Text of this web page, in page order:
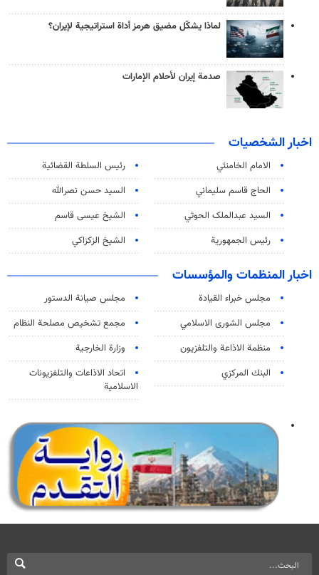
لماذا يشكّل مضيق هرمز أداة استراتيجية لإيران؟
صدمة إيران لأحلام الإمارات
اخبار الشخصيات
الامام الخامنئي
رئیس السلطة القضائیة
الحاج قاسم سليماني
السيد حسن نصرالله
السید عبدالملک الحوثي
الشيخ عيسى قاسم
رئيس الجمهورية
الشيخ الزكزاكي
اخبار المنظمات والمؤسسات
مجلس خبراء القيادة
مجلس صيانة الدستور
مجلس الشورى الاسلامي
مجمع تشخيص مصلحة النظام
منظمة الاذاعة والتلفزیون
وزارة الخارجية
البنك المركزي
اتحاد الاذاعات والتلفزيونات
الاسلامية